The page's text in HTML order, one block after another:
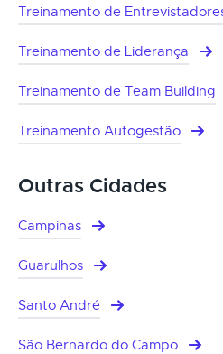
Treinamento de
Treinamento de Liderança
Treinamento de Team Building
Treinamento Autogestão
Outras Cidades
Campinas
Guarulhos
Santo André
São Bernardo do Campo